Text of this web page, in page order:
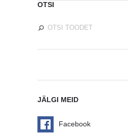
OTSI
JÄLGI MEID
Facebook